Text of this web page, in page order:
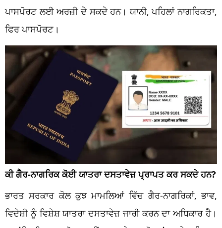
ਪਾਸਪੋਰਟ ਲਈ ਅਰਜ਼ੀ ਦੇ ਸਕਦੇ ਹਨ। ਯਾਨੀ, ਪਹਿਲਾਂ ਨਾਗਰਿਕਤਾ,
ਫਿਰ ਪਾਸਪੋਰਟ।
ਕੀ ਗੈਰ-ਨਾਗਰਿਕ ਕੋਈ ਯਾਤਰਾ ਦਸਤਾਵੇਜ਼ ਪ੍ਰਾਪਤ ਕਰ ਸਕਦੇ ਹਨ?
ਭਾਰਤ ਸਰਕਾਰ ਕੋਲ ਕੁਝ ਮਾਮਲਿਆਂ ਵਿੱਚ ਗੈਰ-ਨਾਗਰਿਕਾਂ, ਭਾਵ,
ਵਿਦੇਸ਼ੀ ਨੂੰ ਵਿਸ਼ੇਸ਼ ਯਾਤਰਾ ਦਸਤਾਵੇਜ਼ ਜਾਰੀ ਕਰਨ ਦਾ ਅਧਿਕਾਰ ਹੈ।